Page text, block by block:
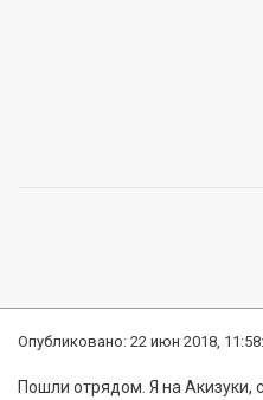
Опубликовано:22 июн 2018,
Пошли отрядом. Я на Акизуки,